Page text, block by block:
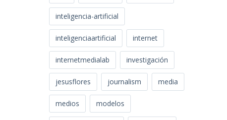
inteligencia-artificial
inteligenciaartificial internet
internetmedialab investigación
jesusflores journalism media
medios modelos